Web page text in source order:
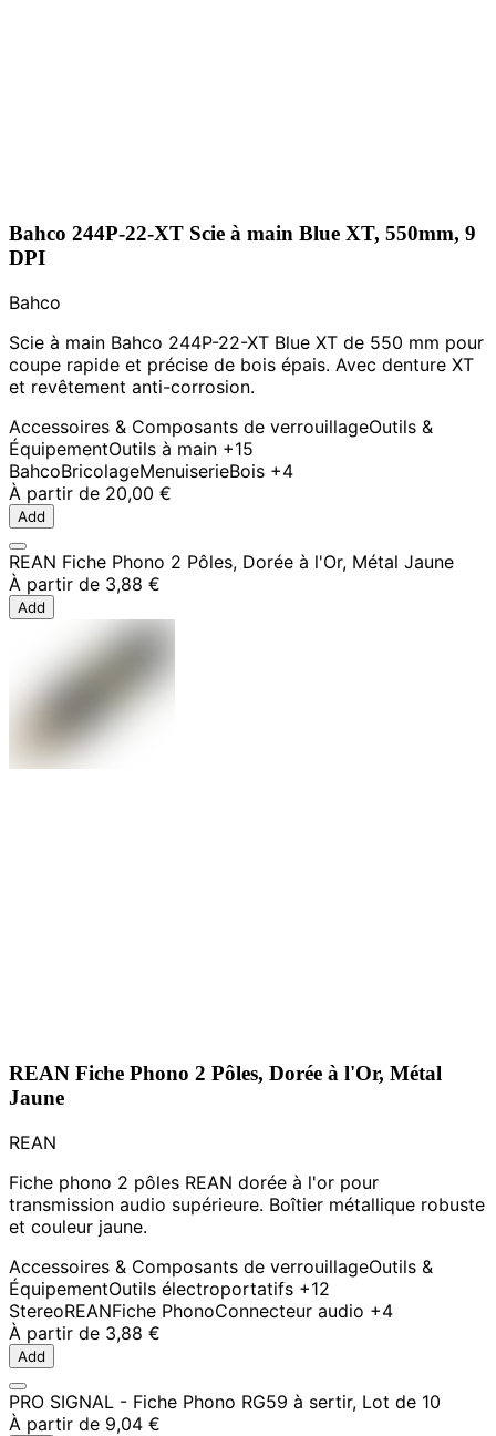
Bahco 244P-22-XT Scie à main Blue XT, 550mm, 9
DPI
Bahco
Scie à main Bahco 244P-22-XT Blue XT de 550 mm pour
coupe rapide et précise de bois épais. Avec denture XT
et revêtement anti-corrosion.
Accessoires & Composants de verrouillageOutils &
ÉquipementOutils à main +15
BahcoBricolageMenuiserieBois +4
À partir de 20,00 €
Add
REAN Fiche Phono 2 Pôles, Dorée à l'Or, Métal Jaune
À partir de 3,88 €
Add
REAN Fiche Phono 2 Pôles, Dorée à l'Or, Métal
Jaune
REAN
Fiche phono 2 pôles REAN dorée à l'or pour
transmission audio supérieure. Boîtier métallique robuste
et couleur jaune.
Accessoires & Composants de verrouillageOutils &
ÉquipementOutils électroportatifs +12
StereoREANFiche PhonoConnecteur audio +4
À partir de 3,88 €
Add
PRO SIGNAL - Fiche Phono RG59 à sertir, Lot de 10
À partir de 9,04 €